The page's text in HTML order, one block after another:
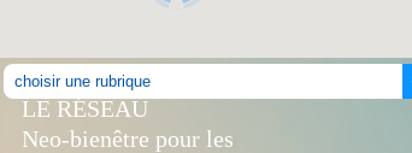
LE RÉSEAU
Neo-bienêtre pour les